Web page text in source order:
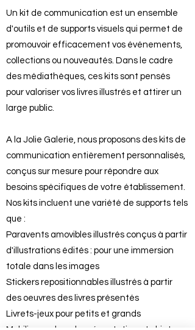
Un kit de communication est un ensemble
d'outils et de supports visuels qui permet de
promouvoir efficacement vos événements,
collections ou nouveautés. Dans le cadre
des médiathèques, ces kits sont pensés
pour valoriser vos livres illustrés et attirer un
large public.
A la Jolie Galerie, nous proposons des kits de
communication entièrement personnalisés,
conçus sur mesure pour répondre aux
besoins spécifiques de votre établissement.
Nos kits incluent une variété de supports tels
que :
Paravents amovibles illustrés conçus à partir
d'illustrations édités : pour une immersion
totale dans les images
Stickers repositionnables illustrés à partir
des oeuvres des livres présentés
Livrets-jeux pour petits et grands